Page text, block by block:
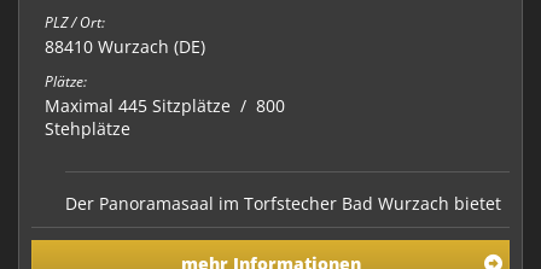
PLZ / Ort:
88410 Wurzach (DE)
Plätze:
Maximal 445 Sitzplätze / 800
Stehplätze
Der Panoramasaal im Torfstecher Bad Wurzach bietet
als Konzertsaal ein besonderes Ambiente für
mehr Informationen